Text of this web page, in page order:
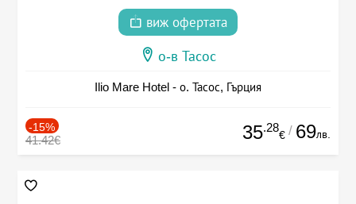
виж офертата
о-в Тасос
Ilio Mare Hotel - о. Тасос, Гърция
-15%
41.42€ 35.28
€ / 69лв.